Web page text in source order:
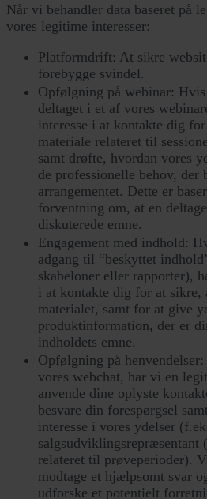
Når vi behandler data baseret på
vores legitime interesser:
Platformdrift: At sikre
forebygge svindel.
Opfølgning på webinar:
deltaget i et af vores
interesse i at kontakte dig
materiale relateret til
samt drøfte, hvordan vores
de professionelle behov,
arrangementet. Dette er
forventning om, at en
diskuterede emne.
Engagement med indhold:
adgang til “beskyttet
skabeloner eller rapporter),
i at kontakte dig for at sikre,
materialet, samt for at give
produktinformation, der er
indholdets emne.
Opfølgning på
vores webchat, har vi en
anvende dine oplyste
besvare din forespørgsel
interesse i vores ydelser
salgsudviklingsrepræsentant
relateret til prøveperioder).
modtage et hjælpsomt svar
udforske et potentielt